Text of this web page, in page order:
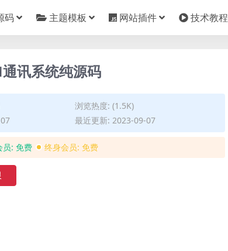
码 主题模板 网站插件 技术教程
讯系统纯源码
浏览热度: (1.5K)
最近更新: 2023-09-07
员: 免费 终身会员: 免费